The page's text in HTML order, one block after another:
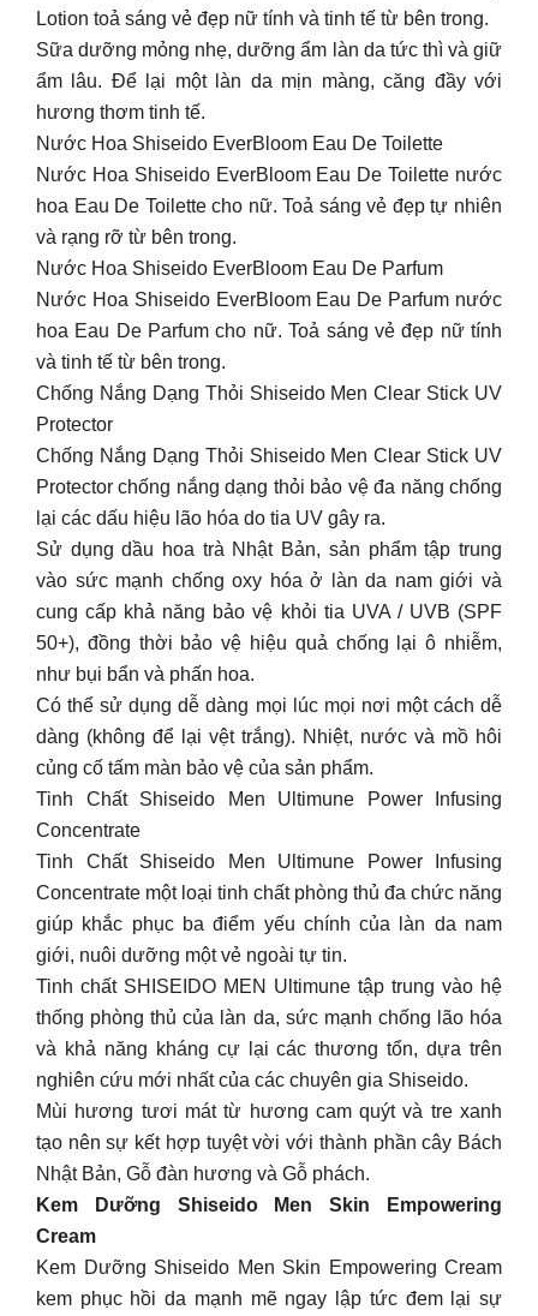
Lotion toả sáng vẻ đẹp nữ tính và tinh tế từ bên trong.
Sữa dưỡng mỏng nhẹ, dưỡng ẩm làn da tức thì và giữ
ẩm lâu. Để lại một làn da mịn màng, căng đầy với
hương thơm tinh tế.
Nước Hoa Shiseido EverBloom Eau De Toilette
Nước Hoa Shiseido EverBloom Eau De Toilette nước
hoa Eau De Toilette cho nữ. Toả sáng vẻ đẹp tự nhiên
và rạng rỡ từ bên trong.
Nước Hoa Shiseido EverBloom Eau De Parfum
Nước Hoa Shiseido EverBloom Eau De Parfum nước
hoa Eau De Parfum cho nữ. Toả sáng vẻ đẹp nữ tính
và tinh tế từ bên trong.
Chống Nắng Dạng Thỏi Shiseido Men Clear Stick UV
Protector
Chống Nắng Dạng Thỏi Shiseido Men Clear Stick UV
Protector chống nắng dạng thỏi bảo vệ đa năng chống
lại các dấu hiệu lão hóa do tia UV gây ra.
Sử dụng dầu hoa trà Nhật Bản, sản phẩm tập trung
vào sức mạnh chống oxy hóa ở làn da nam giới và
cung cấp khả năng bảo vệ khỏi tia UVA / UVB (SPF
50+), đồng thời bảo vệ hiệu quả chống lại ô nhiễm,
như bụi bẩn và phấn hoa.
Có thể sử dụng dễ dàng mọi lúc mọi nơi một cách dễ
dàng (không để lại vệt trắng). Nhiệt, nước và mồ hôi
củng cố tấm màn bảo vệ của sản phẩm.
Tinh Chất Shiseido Men Ultimune Power Infusing
Concentrate
Tinh Chất Shiseido Men Ultimune Power Infusing
Concentrate một loại tinh chất phòng thủ đa chức năng
giúp khắc phục ba điểm yếu chính của làn da nam
giới, nuôi dưỡng một vẻ ngoài tự tin.
Tinh chất SHISEIDO MEN Ultimune tập trung vào hệ
thống phòng thủ của làn da, sức mạnh chống lão hóa
và khả năng kháng cự lại các thương tổn, dựa trên
nghiên cứu mới nhất của các chuyên gia Shiseido.
Mùi hương tươi mát từ hương cam quýt và tre xanh
tạo nên sự kết hợp tuyệt vời với thành phần cây Bách
Nhật Bản, Gỗ đàn hương và Gỗ phách.
Kem Dưỡng Shiseido Men Skin Empowering
Cream
Kem Dưỡng Shiseido Men Skin Empowering Cream
kem phục hồi da mạnh mẽ ngay lập tức đem lại sự